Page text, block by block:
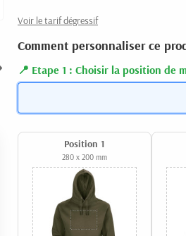
Voir le tarif dégressif
Comment personnaliser ce
Etape 1 : Choisir la position de
Position 1
280 x 200 mm